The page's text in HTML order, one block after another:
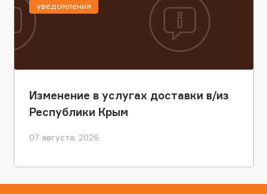
Изменение в услугах доставки в/из
Республики Крым
07 августа, 2026
уведомления